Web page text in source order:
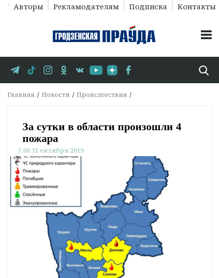
Авторы Рекламодателям Подписка Контакты
Главная Новости Происшествия
За сутки в области произошли 4
пожара
7:00 31 октября 2019